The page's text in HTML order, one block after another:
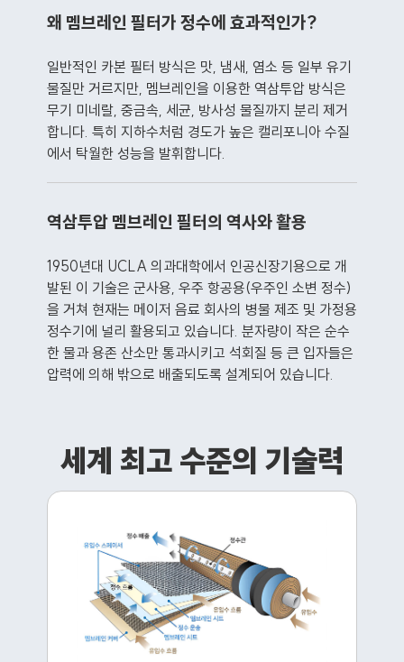
왜 멤브레인 필터가 정수에 효과적인가?
일반적인 카본 필터 방식은 맛, 냄새, 염소 등 일부 유기
물질만 거르지만, 멤브레인을 이용한 역삼투압 방식은
무기 미네랄, 중금속, 세균, 방사성 물질까지 분리 제거
합니다. 특히 지하수처럼 경도가 높은 캘리포니아 수질
에서 탁월한 성능을 발휘합니다.
역삼투압 멤브레인 필터의 역사와 활용
1950년대 UCLA 의과대학에서 인공신장기용으로 개
발된 이 기술은 군사용, 우주 항공용(우주인 소변 정수)
을 거쳐 현재는 메이저 음료 회사의 병물 제조 및 가정용
정수기에 널리 활용되고 있습니다. 분자량이 작은 순수
한 물과 용존 산소만 통과시키고 석회질 등 큰 입자들은
압력에 의해 밖으로 배출되도록 설계되어 있습니다.
세계 최고 수준의 기술력